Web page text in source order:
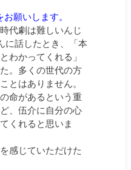
願いします。
代劇は難しいんじ
に話したとき、「本
わかってくれる」
。多くの世代の方
とはありません。
命があるという重
、伍介に自分の心
くれると思いま
感じていただけた